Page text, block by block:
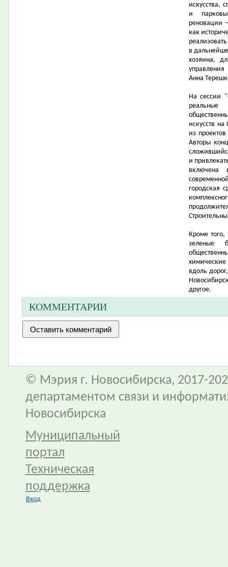
искусства,
и
реновации
как
в
хозяина,
Анна
На сессии
искусств
из
Авторы
и
включена
городская
Кроме того,
зеленые
химические
вдоль
другое.
КОММЕНТАРИИ
© Мэрия г. Новосибирска, 2017-
департаментом связи и
Новосибирска
Муниципальный
портал
Техническая
поддержка
Вход